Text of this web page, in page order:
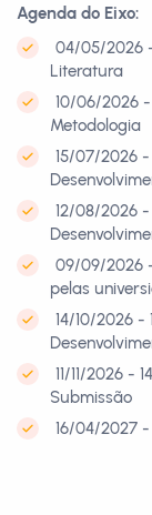
Agenda do Eixo:
04/05/2026
Literatura
10/06/2026
Metodologia
15/07/2026
12/08/2026
09/09/2026
pelas
14/10/2026 -
11/11/2026 -
Submissão
16/04/2027